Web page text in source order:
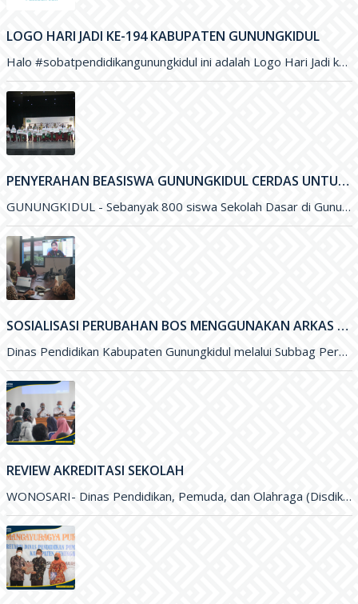
LOGO HARI JADI KE-194 KABUPATEN GUNUNGKIDUL
Halo #sobatpendidikangunungkidul ini adalah Logo Hari Jadi ke-194 Kabupaten Gunungkidul yang merupakan karya Saudara Blasius Yudhatama dengan mengusung tema
PENYERAHAN BEASISWA GUNUNGKIDUL CERDAS UNTUK PENINGKATAN KUALITAS PENDIDIKAN DI KABUPATEN GUNUNGKIDUL
GUNUNGKIDUL - Sebanyak 800 siswa Sekolah Dasar di Gunungkidul menerima Beasiswa Gunungkidul Cerdas dengan besaran per tahun sejumlah Rp. 500 ribu
SOSIALISASI PERUBAHAN BOS MENGGUNAKAN ARKAS TAHUN 2022 MELALUI ZOOM MEETING
Dinas Pendidikan Kabupaten Gunungkidul melalui Subbag Perencanaan melakukan Sosialisasi Perubahan Anggaran Dana BOS menggunakan ARKAS Tahun 2022 melalui media Zoom
REVIEW AKREDITASI SEKOLAH
WONOSARI- Dinas Pendidikan, Pemuda, dan Olahraga (Disdikpora) Kabupaten Gunungkidul melalui Bidang Sekolah Menegah Pertama menyelenggarakan Review Akreditasi Sekolah. Kegiatan yang